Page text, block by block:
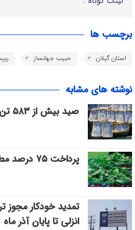
برچسب ها
استان گیلان حبیب جهانساز
نوشته های مشابه
صید بیش از ۵۸۳ تن کیلکا در سواحل گیلان
پرداخت ۷۵ درصد مطالبات چایکاران
تمدید خودکار مجوز
انزلی تا پایان آذر ماه